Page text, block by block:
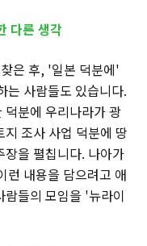
다른 생각
은 후, '일본 덕분에'
는 사람들도 있습니다.
분에 우리나라가 광
조사 사업 덕분에 땅
을 펼칩니다. 나아가
런 내용을 담으려고 애
들의 모임을 '뉴라이